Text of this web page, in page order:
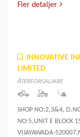
Fler detaljer
INNOVATIVE
LIMITED
ÅTERFÖRSÄLJARE
SHOP NO:2,3&4,
NO:5,UNIT E BLOCK
VIJAYAWADA-